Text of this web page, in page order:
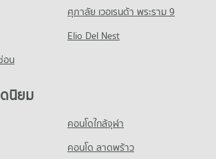
ศ
พฤกษ์
าชพฤกษ์
ศ
ศ
ส่งกรุงเทพฯ (สายใต้ใหม่)
ศ
กรุงเทพฯ (สายใต้ใหม่)
ศ
ศุภาลัย เวอเรนด้า พระราม 9
Elio Del Nest
อน
ดนิยม
คอนโดใกล้จุฬา
คอนโด ลาดพร้าว